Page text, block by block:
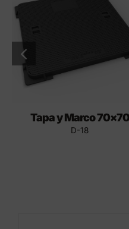
Tapa y Marco 70×70
D-18